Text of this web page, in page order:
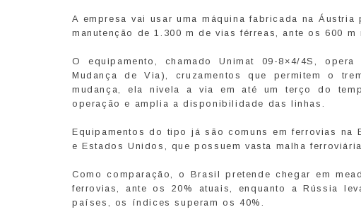
A empresa vai usar uma máquina fabricada na
manutenção de 1.300 m de vias férreas, ante os 600
O equipamento, chamado Unimat 09-8×4/4S,
Mudança de Via), cruzamentos que permitem o
mudança, ela nivela a via em até um terço do
operação e amplia a disponibilidade das linhas.
Equipamentos do tipo já são comuns em ferrovias na
e Estados Unidos, que possuem vasta malha
Como comparação, o Brasil pretende chegar em
ferrovias, ante os 20% atuais, enquanto a Rússia
países, os índices superam os 40%.